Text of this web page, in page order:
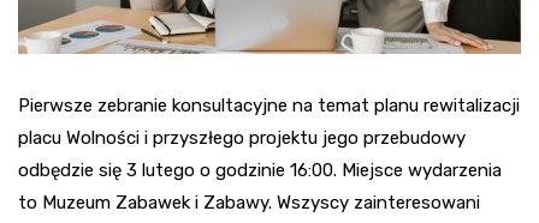
Pierwsze zebranie konsultacyjne na temat planu rewitalizacji
placu Wolności i przyszłego projektu jego przebudowy
odbędzie się 3 lutego o godzinie 16:00. Miejsce wydarzenia
to Muzeum Zabawek i Zabawy. Wszyscy zainteresowani